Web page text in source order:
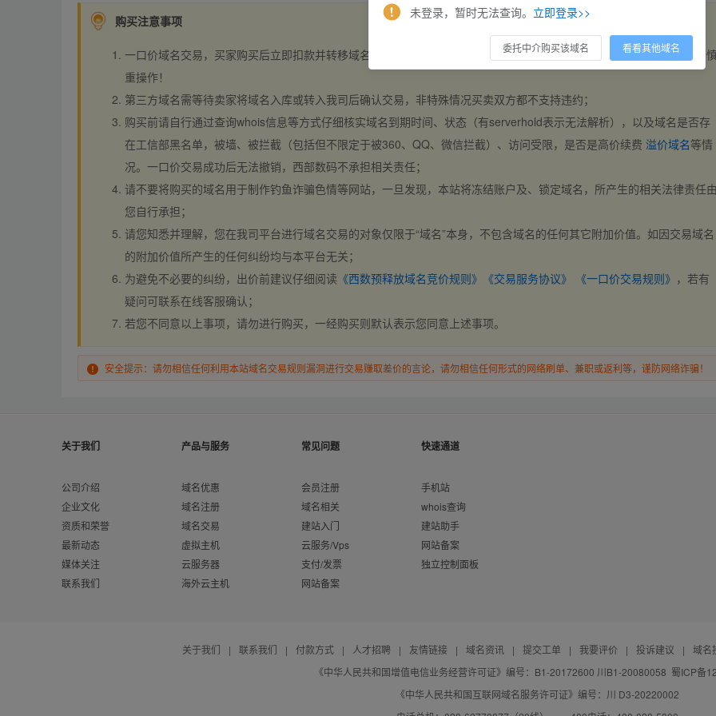
购买注意事项
一口价域名交易，买家购买后立即扣款并转移域名，交易自动完成。买卖双方都不支持违约，一旦出价不支持撤销，请
重操作！
第三方域名需等待卖家将域名入库或转入我司后确认交易，非特殊情况买卖双方都不支持违约；
购买前请自行通过查询whois信息等方式仔细核实域名到期时间、状态（有serverhold表示无法解析），以及域名是否存
在工信部黑名单，被墙、被拦截（包括但不限定于被360、QQ、微信拦截）、访问受限，是否是高价续费 溢价域名等情
况。一口价交易成功后无法撤销，西部数码不承担相关责任；
请不要将购买的域名用于制作钓鱼诈骗色情等网站，一旦发现，本站将冻结账户及、锁定域名，所产生的相关法律责任
您自行承担；
请您知悉并理解，您在我司平台进行域名交易的对象仅限于“域名”本身，不包含域名的任何其它附加价值。如因交易域名
的附加价值所产生的任何纠纷均与本平台无关；
为避免不必要的纠纷，出价前建议仔细阅读 《西数预释放域名竞价规则》 《交易服务协议》 《一口价交易规则》 ，若有
疑问可联系在线客服确认；
若您不同意以上事项，请勿进行购买，一经购买则默认表示您同意上述事项。
安全提示：请勿相信任何利用本站域名交易规则漏洞进行交易赚取差价的言论，请勿相信任何形式的网络刷单、兼职或返利等，谨防网络诈骗！
关于我们
公司介绍
企业文化
资质和荣誉
最新动态
媒体关注
联系我们
产品与服务
域名优惠
域名注册
域名交易
虚拟主机
云服务器
海外云主机
常见问题
会员注册
域名相关
建站入门
云服务/Vps
支付/发票
网站备案
快速通道
手机站
whois查询
建站助手
网站备案
独立控制面板
关于我们 | 联系我们 | 付款方式 | 人才招聘 | 友情链接 | 域名资讯 | 提交工单 | 我要评价 | 投诉建议 |
域名
《中华人民共和国增值电信业务经营许可证》编号：B1-20172600 川B1-20080058 蜀ICP备
《中华人民共和国互联网域名服务许可证》编号：川 D3-20220002
未登录，暂时无法查询。 立即登录>>
委托中介购买该域名 看看其他域名